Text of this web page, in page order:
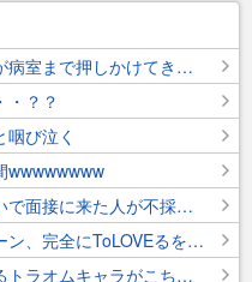
長女を出産した日に義両親と義弟が病室まで押しかけてきた。私(非常識すぎ…いつか復讐してやる)→義父が亡くなった時、当時の話になり…まさかの私の記憶違いだった(汗
・？？
び泣く
wwwwwwww
人事担当だけど私の案内ミスのせいで面接に来た人が不採用になっちゃった。この件を笑い話にしてる他の人事にはとても本当の事は言えないよ…
『ゆらぎ荘の幽奈さん』のこのシーン、完全にToLOVEるを超えてたよなｗｗｗｗｗｗ
今もなおプレイアブル化を待たれるトラオムキャラがこちら←これすこ